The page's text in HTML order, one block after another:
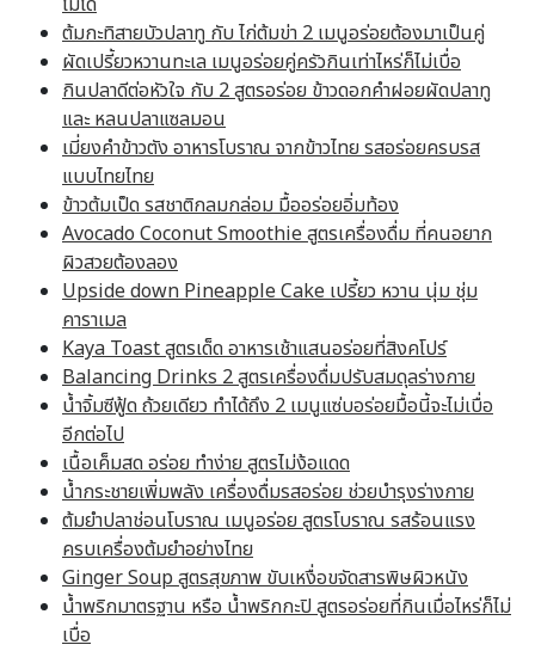
ต้มกะทิสายบัวปลาทู กับ ไก่ต้มข่า 2 เมนูอร่อยต้องมาเป็นคู่
ผัดเปรี้ยวหวานทะเล เมนูอร่อยคู่ครัวกินเท่าไหร่ก็ไม่เบื่อ
กินปลาดีต่อหัวใจ กับ 2 สูตรอร่อย ข้าวดอกคำฝอยผัดปลาทู
และ หลนปลาแซลมอน
เมี่ยงคำข้าวตัง อาหารโบราณ จากข้าวไทย รสอร่อยครบรส
แบบไทยไทย
ข้าวต้มเป็ด รสชาติกลมกล่อม มื้ออร่อยอิ่มท้อง
Avocado Coconut Smoothie สูตรเครื่องดื่ม ที่คนอยาก
ผิวสวยต้องลอง
Upside down Pineapple Cake เปรี้ยว หวาน นุ่ม ชุ่ม
คาราเมล
Kaya Toast สูตรเด็ด อาหารเช้าแสนอร่อยที่สิงคโปร์
Balancing Drinks 2 สูตรเครื่องดื่มปรับสมดุลร่างกาย
น้ำจิ้มซีฟู้ด ถ้วยเดียว ทำได้ถึง 2 เมนูแซ่บอร่อยมื้อนี้จะไม่เบื่อ
อีกต่อไป
เนื้อเค็มสด อร่อย ทำง่าย สูตรไม่ง้อแดด
น้ำกระชายเพิ่มพลัง เครื่องดื่มรสอร่อย ช่วยบำรุงร่างกาย
ต้มยำปลาช่อนโบราณ เมนูอร่อย สูตรโบราณ รสร้อนแรง
ครบเครื่องต้มยำอย่างไทย
Ginger Soup สูตรสุขภาพ ขับเหงื่อขจัดสารพิษผิวหนัง
น้ำพริกมาตรฐาน หรือ น้ำพริกกะปิ สูตรอร่อยที่กินเมื่อไหร่ก็ไม่
เบื่อ